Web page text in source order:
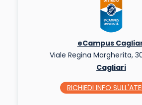
eCampus
Viale Regina Margherita,
Cagliari
RICHIEDI INFO